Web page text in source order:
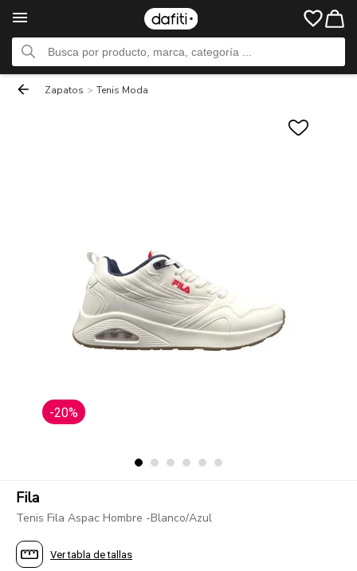
Zapatos > Tenis Moda
-20%
Fila
Tenis Fila Aspac Hombre -Blanco/Azul
Ver tabla de tallas